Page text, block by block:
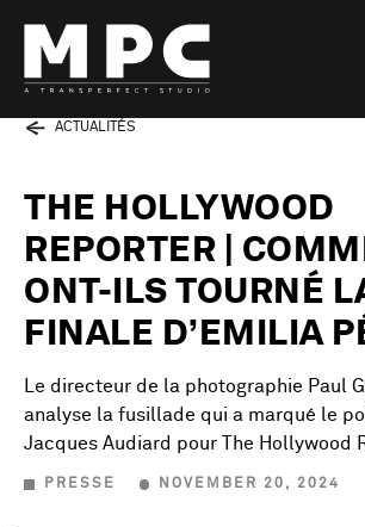
ACTUALITÉS
THE HOLLYWOOD
REPORTER |
ONT-ILS TOURNÉ
FINALE D’EMILIA
Le directeur de la photographie Paul
analyse la fusillade qui a marqué le
Jacques Audiard pour The Hollywood
PRESSE NOVEMBER 20, 2024